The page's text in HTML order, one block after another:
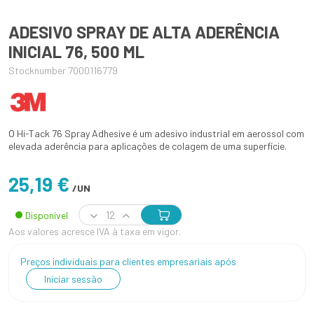
ADESIVO SPRAY DE ALTA ADERÊNCIA
INICIAL 76, 500 ML
Stocknumber 7000116779
O Hi-Tack 76 Spray Adhesive é um adesivo industrial em aerossol com
elevada aderência para aplicações de colagem de uma superfície.
25,19 € /UN
Disponível
Aos valores acresce IVA à taxa em vigor.
Preços individuais para clientes empresariais após
Iniciar sessão